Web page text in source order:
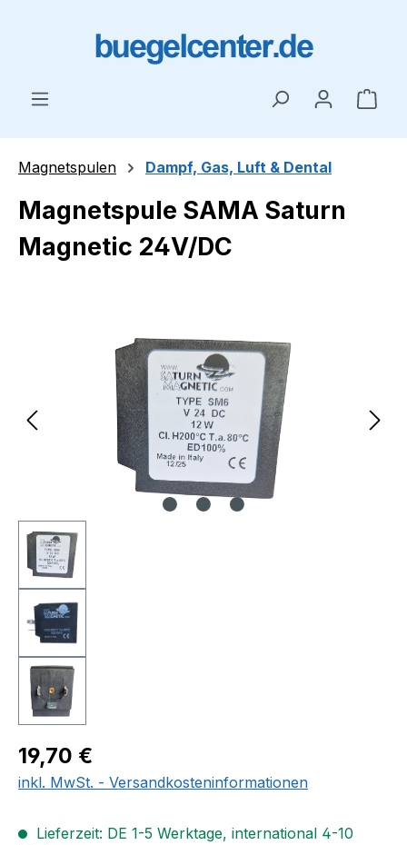
Magnetspulen Dampf, Gas, Luft & Dental
Magnetspule SAMA Saturn
Magnetic 24V/DC
Regulärer Preis:
19,70 €
inkl. MwSt. - Versandkosteninformationen
Lieferzeit: DE 1-5 Werktage, international 4-10